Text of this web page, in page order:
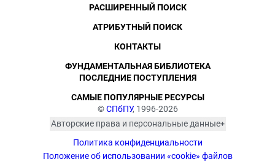
©СПбПУ, 1996-2026
Авторские права и персональные данные
изображённых лиц в соответствии
с требованиями законодательства
Политика конфиденциальности
Положение об использовании «cookie» файлов
РАСШИРЕННЫЙ ПОИСК
АТРИБУТНЫЙ ПОИСК
КОНТАКТЫ
ФУНДАМЕНТАЛЬНАЯ БИБЛИОТЕКА
ПОСЛЕДНИЕ ПОСТУПЛЕНИЯ
САМЫЕ ПОПУЛЯРНЫЕ РЕСУРСЫ